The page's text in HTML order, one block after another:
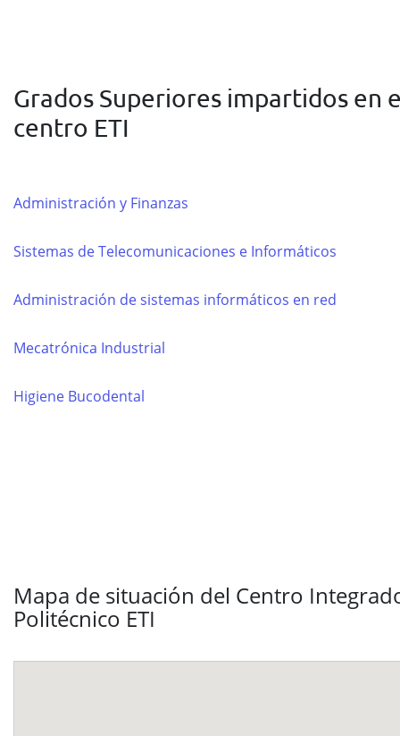
Grados Superiores impartidos en
centro ETI
Administración y Finanzas
Sistemas de Telecomunicaciones e Informáticos
Administración de sistemas informáticos en red
Mecatrónica Industrial
Higiene Bucodental
Mapa de situación del Centro
Politécnico ETI